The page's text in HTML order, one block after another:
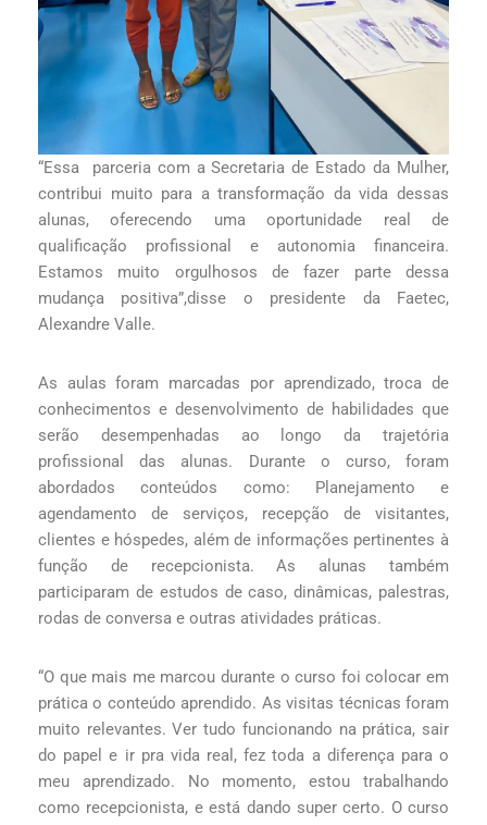
“Essa parceria com a Secretaria de Estado da Mulher,
contribui muito para a transformação da vida dessas
alunas, oferecendo uma oportunidade real de
qualificação profissional e autonomia financeira.
Estamos muito orgulhosos de fazer parte dessa
mudança positiva”,disse o presidente da Faetec,
Alexandre Valle.
As aulas foram marcadas por aprendizado, troca de
conhecimentos e desenvolvimento de habilidades que
serão desempenhadas ao longo da trajetória
profissional das alunas. Durante o curso, foram
abordados conteúdos como: Planejamento e
agendamento de serviços, recepção de visitantes,
clientes e hóspedes, além de informações pertinentes à
função de recepcionista. As alunas também
participaram de estudos de caso, dinâmicas, palestras,
rodas de conversa e outras atividades práticas.
“O que mais me marcou durante o curso foi colocar em
prática o conteúdo aprendido. As visitas técnicas foram
muito relevantes. Ver tudo funcionando na prática, sair
do papel e ir pra vida real, fez toda a diferença para o
meu aprendizado. No momento, estou trabalhando
como recepcionista, e está dando super certo. O curso